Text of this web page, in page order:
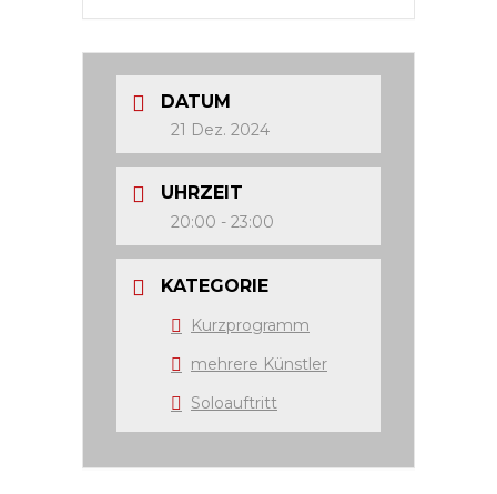
DATUM
21 Dez. 2024
UHRZEIT
20:00 - 23:00
KATEGORIE
Kurzprogramm
mehrere Künstler
Soloauftritt